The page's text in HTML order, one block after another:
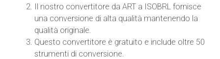
Il nostro convertitore da ART a ISOBRL fornisce
una conversione di alta qualità mantenendo la
qualità originale.
Questo convertitore è gratuito e include oltre 50
strumenti di conversione.